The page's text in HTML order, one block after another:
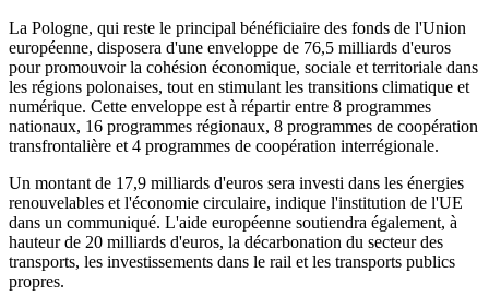
La Pologne, qui reste le principal bénéficiaire des fonds de l'Union
européenne, disposera d'une enveloppe de 76,5 milliards d'euros
pour promouvoir la cohésion économique, sociale et territoriale dans
les régions polonaises, tout en stimulant les transitions climatique et
numérique. Cette enveloppe est à répartir entre 8 programmes
nationaux, 16 programmes régionaux, 8 programmes de coopération
transfrontalière et 4 programmes de coopération interrégionale.
Un montant de 17,9 milliards d'euros sera investi dans les énergies
renouvelables et l'économie circulaire, indique l'institution de l'UE
dans un communiqué. L'aide européenne soutiendra également, à
hauteur de 20 milliards d'euros, la décarbonation du secteur des
transports, les investissements dans le rail et les transports publics
propres.